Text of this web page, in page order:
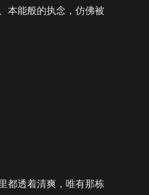
能般的执念，仿佛被
下夜想曲（残月篇）”
透着清爽，唯有那栋